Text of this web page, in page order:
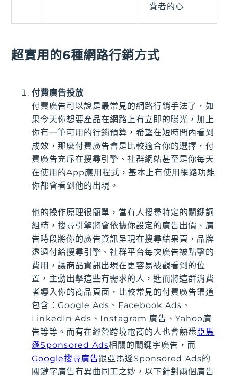
費者的心
超實用的6種網路行銷方式
付費廣告投放
付費廣告可以說是最常見的網路行銷手法了，如
果今天你想要產品在網路上有立即的曝光，加上
你有一筆可用的行銷預算，希望在短時間內看到
成效，那麼付費廣告會是比較適合你的選擇，付
費廣告充斥在搜尋引擎、社群網站甚至是你每天
在使用的App應用程式，基本上有使用網路功能
你都會看到他的出現。
他的操作原理很簡單，當有人搜尋特定的關鍵詞
組時，搜尋引擎將會依據你設定的廣告出價、廣
告時段將你的廣告資訊呈現在搜尋結果頁，品牌
透過付給搜尋引擎、社群平台每次廣告被點擊的
費用，讓商品資訊出現在更容易被觀看到的位
置，主動出擊這些有需求的人，進而將這群消費
者導入你的商品頁面，比較常見的付費廣告渠道
包含：Google Ads、Facebook Ads、
LinkedIn Ads、Instagram 廣告、Yahoo廣
告等等。而有在經營跨境電商的人也會熟悉亞馬
遜Sponsored Ads相關的關鍵字廣告，而
Google搜尋廣告跟亞馬遜Sponsored Ads的
關鍵字廣告有異曲同工之妙，以下針對兩個廣告